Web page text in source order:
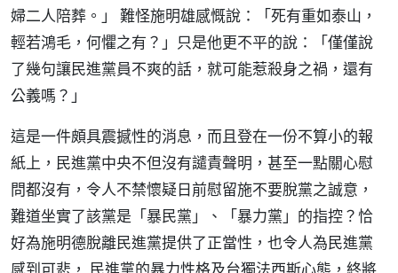
婦二人陪葬。」 難怪施明雄感慨說：「死有重如泰山，
輕若鴻毛，何懼之有？」只是他更不平的說：「僅僅說
了幾句讓民進黨員不爽的話，就可能惹殺身之禍，還有
公義嗎？」
這是一件頗具震撼性的消息，而且登在一份不算小的報
紙上，民進黨中央不但沒有譴責聲明，甚至一點關心慰
問都沒有，令人不禁懷疑日前慰留施不要脫黨之誠意，
難道坐實了該黨是「暴民黨」、「暴力黨」的指控？恰
好為施明德脫離民進黨提供了正當性，也令人為民進黨